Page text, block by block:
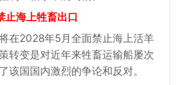
海上牲畜出口
在2028年5月全面禁止海上活羊
转变是对近年来牲畜运输船屡次
该国国内激烈的争论和反对。